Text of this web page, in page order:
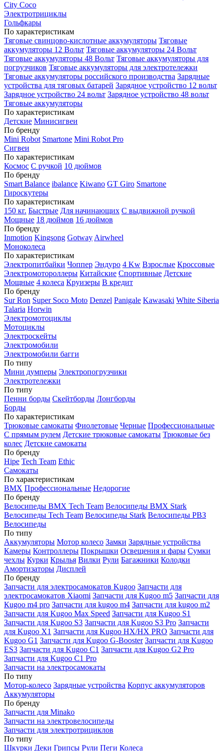
City Coco
Электротрициклы
Гольфкары
По характеристикам
Тяговые свинцово-кислотные аккумуляторы Тяговые
аккумуляторы 12 Вольт Тяговые аккумуляторы 24 Вольт
Тяговые аккумуляторы 48 Вольт Тяговые аккумуляторы для
погрузчиков Тяговые аккумуляторы для электротележки
Тяговые аккумуляторы российского производства Зарядные
устройства для тяговых батарей Зарядное устройство 12 вольт
Зарядное устройство 24 вольт Зарядное устройство 48 вольт
Тяговые аккумуляторы
По характеристикам
Детские Минисигвеи
По бренду
Mini Robot Smartone Mini Robot Pro
Сигвеи
По характеристикам
Космос С ручкой 10 дюймов
По бренду
Smart Balance ibalance Kiwano GT Giro Smartone
Гироскутеры
По характеристикам
150 кг. Быстрые Для начинающих С выдвижной ручкой
Мощные 18 дюймов 16 дюймов
По бренду
Inmotion Kingsong Gotway Airwheel
Моноколеса
По характеристикам
Электропитбайки Чоппер Эндуро 4 Kw Взрослые Кроссовые
Электромотороллеры Китайские Спортивные Детские
Мощные 4 колеса Круизеры В кредит
По бренду
Sur Ron Super Soco Moto Denzel Panigale Kawasaki White Siberia
Talaria Horwin
Электромотоциклы
Мотоциклы
Электроскейты
Электромобили
Электромобили багги
По типу
Мини думперы Электропогрузчики
Электротележки
По типу
Пенни борды Скейтборды Лонгборды
Борды
По характеристикам
Трюковые самокаты Фиолетовые Черные Профессиональные
С прямым рулем Детские трюковые самокаты Трюковые без
колес Детские самокаты
По бренду
Hipe Tech Team Ethic
Самокаты
По характеристикам
BMX Профессиональные Недорогие
По бренду
Велосипеды BMX Tech Team Велосипеды BMX Stark
Велосипеды Tech Team Велосипеды Stark Велосипеды РВЗ
Велосипеды
По типу
Аккумуляторы Мотор колесо Замки Зарядные устройства
Камеры Контроллеры Покрышки Освещения и фары Сумки
чехлы Курки Крылья Вилки Рули Багажники Колодки
Амортизаторы Дисплей
По бренду
Запчасти для электросамокатов Kugoo Запчасти для
электросамокатов Xiaomi Запчасти для Kugoo m5 Запчасти для
Кugoo m4 pro Запчасти для kugoo m4 Запчасти для kugoo m2
Запчасти для Kugoo Max Speed Запчасти для Kugoo S1
Запчасти для Kugoo S3 Запчасти для Kugoo S3 Pro Запчасти
для Kugoo X1 Запчасти для Kugoo HX/HX PRO Запчасти для
Kugoo G1 Запчасти для Kugoo G-Booster Запчасти для Kugoo
ES3 Запчасти для Kugoo C1 Запчасти для Kugoo G2 Pro
Запчасти для Kugoo C1 Pro
Запчасти на электросамокаты
По типу
Мотор-колесо Зарядные устройства Корпус аккумуляторов
Аккумуляторы
По бренду
Запчасти для Minako
Запчасти на электровелосипеды
Запчасти для электротрициклов
По типу
Шкурки Деки Грипсы Рули Пеги Колеса